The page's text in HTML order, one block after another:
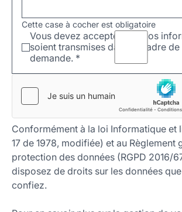
Cette case à cocher est obligatoire
Vous devez accepter que vos
soient transmises dans le cadre
demande. *
Conformément à la loi Informatique et
17 de 1978, modifiée) et au Règlement
protection des données (RGPD 2016/
disposez de droits sur les données
confiez.